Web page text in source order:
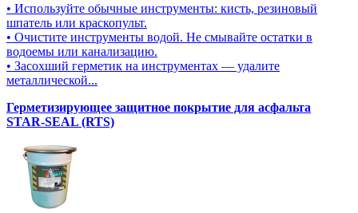
• Используйте обычные инструменты: кисть, резиновый
шпатель или краскопульт.
• Очистите инструменты водой. Не смывайте остатки в
водоемы или канализацию.
• Засохший герметик на инструментах — удалите
металлической...
Герметизирующее защитное покрытие для асфальта
STAR-SEAL (RTS)